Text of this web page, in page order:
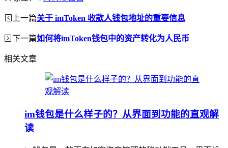
上一篇关于 imToken 收款人钱包地址的重要信息
下一篇如何将imToken钱包中的资产转化为人民币
相关文章
im钱包是什么样子的？从界面到功能的直观解
读